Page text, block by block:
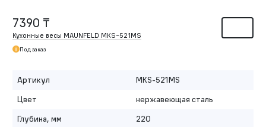
7390 ₸
Кухонные весы MAUNFELD MKS-521MS
Под заказ
Артикул
MKS-521MS
Цвет
нержавеющая сталь
Глубина, мм
220